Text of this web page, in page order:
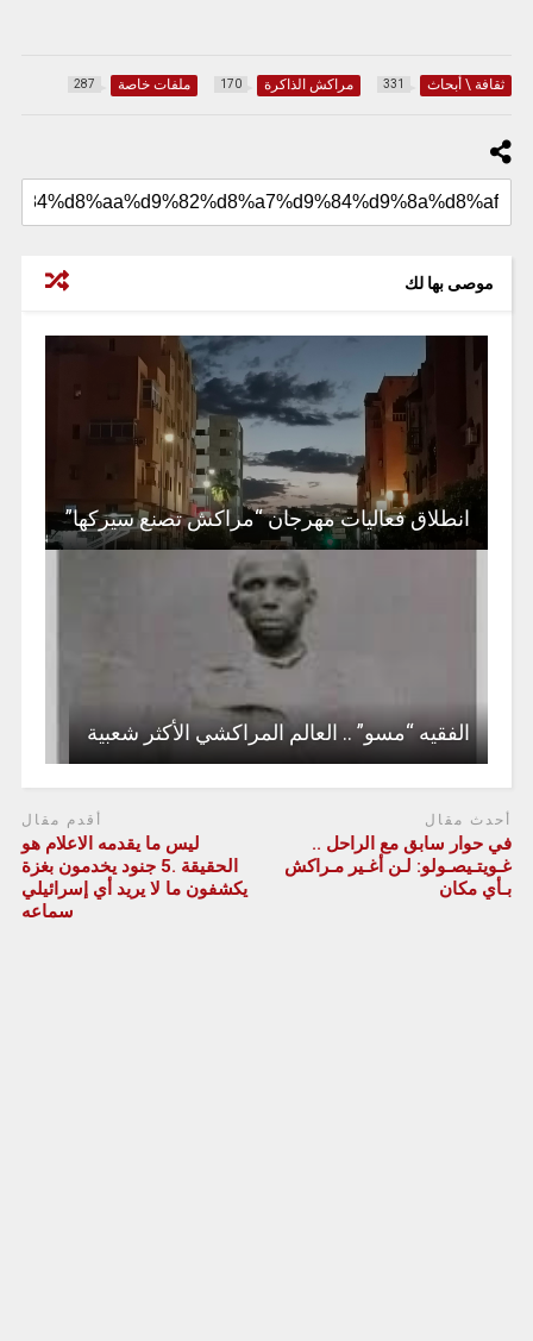
ثقافة \ أبحاث 331 مراكش الذاكرة 170 ملفات خاصة 287
موصى بها لك
انطلاق فعاليات مهرجان “مراكش تصنع سيركها”
الفقيه “مسو” .. العالم المراكشي الأكثر شعبية
أحدث مقال
في حوار سابق مع الراحل ..
غـويتـيصـولو: لـن أغـير مـراكش
بـأي مكان
أقدم مقال
ليس ما يقدمه الاعلام هو
الحقيقة .5 جنود يخدمون بغزة
يكشفون ما لا يريد أي إسرائيلي
سماعه